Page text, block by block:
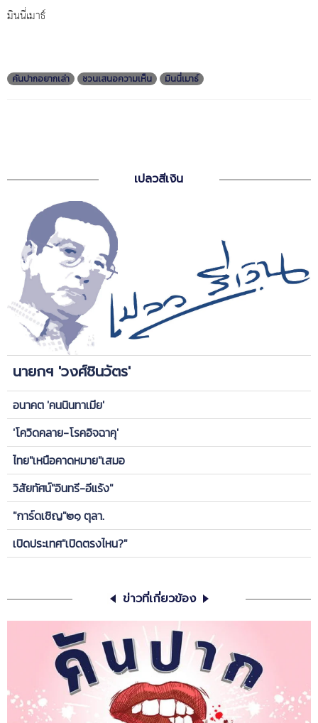
มินนี่เมาธ์
คันปากอยากเล่า ชวนเสนอความเห็น มินนี่เมาธ์
เปลวสีเงิน
นายกฯ 'วงศ์ชินวัตร'
อนาคต 'คนนินทาเมีย'
'โควิดคลาย-โรคอิจฉาคุ'
ไทย"เหนือคาดหมาย"เสมอ
วิสัยทัศน์"อินทรี-อีแร้ง"
"การ์ดเชิญ"๒๑ ตุลา.
เปิดประเทศ"เปิดตรงไหน?"
ข่าวที่เกี่ยวข้อง